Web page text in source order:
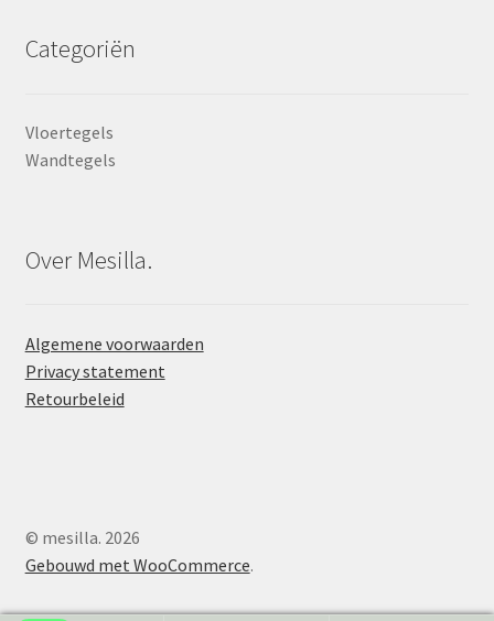
Categoriën
Vloertegels
Wandtegels
Over Mesilla.
Algemene voorwaarden
Privacy statement
Retourbeleid
© mesilla. 2026
Gebouwd met WooCommerce.